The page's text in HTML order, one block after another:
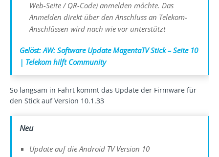
Web-Seite / QR-Code) anmelden möchte. Das
Anmelden direkt über den Anschluss an Telekom-
Anschlüssen wird nach wie vor unterstützt
Gelöst: AW: Software Update MagentaTV Stick – Seite 10
| Telekom hilft Community
So langsam in Fahrt kommt das Update der Firmware für
den Stick auf Version 10.1.33
Neu
Update auf die Android TV Version 10